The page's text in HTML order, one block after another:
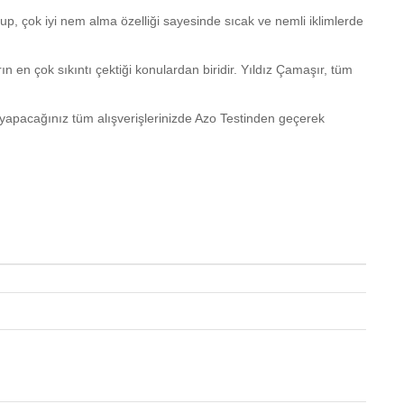
çok iyi nem alma özelliği sayesinde sıcak ve nemli iklimlerde
çok sıkıntı çektiği konulardan biridir. Yıldız Çamaşır, tüm
tüm alışverişlerinizde Azo Testinden geçerek